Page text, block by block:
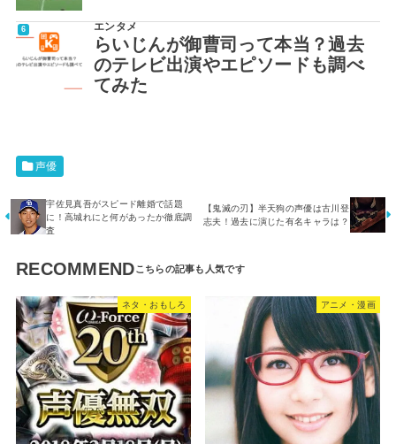
エンタメ
らいじんが御曹司って本当？過去
のテレビ出演やエピソードも調べ
てみた
声優
宇佐見真吾がスピード離婚で話題
に！高城れにと何があったか徹底調
査
【鬼滅の刃】半天狗の声優は古川登
志夫！過去に演じた有名キャラは？
RECOMMEND
ネタ・おもしろ アニメ・漫画